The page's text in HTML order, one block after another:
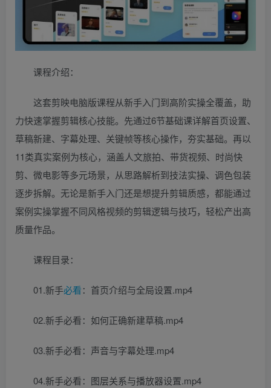
课程介绍：
这套剪映电脑版课程从新手入门到高阶实操全覆盖，助
力快速掌握剪辑核心技能。先通过6节基础课详解首页设置、
草稿新建、字幕处理、关键帧等核心操作，夯实基础。再以
11类真实案例为核心，涵盖人文旅拍、带货视频、时尚快
剪、微电影等多元场景，从思路解析到技法实操、调色包装
逐步拆解。无论是新手入门还是想提升剪辑质感，都能通过
案例实操掌握不同风格视频的剪辑逻辑与技巧，轻松产出高
质量作品。
课程目录：
01.新手必看：首页介绍与全局设置.mp4
02.新手必看：如何正确新建草稿.mp4
03.新手必看：声音与字幕处理.mp4
04.新手必看：图层关系与播放器设置.mp4